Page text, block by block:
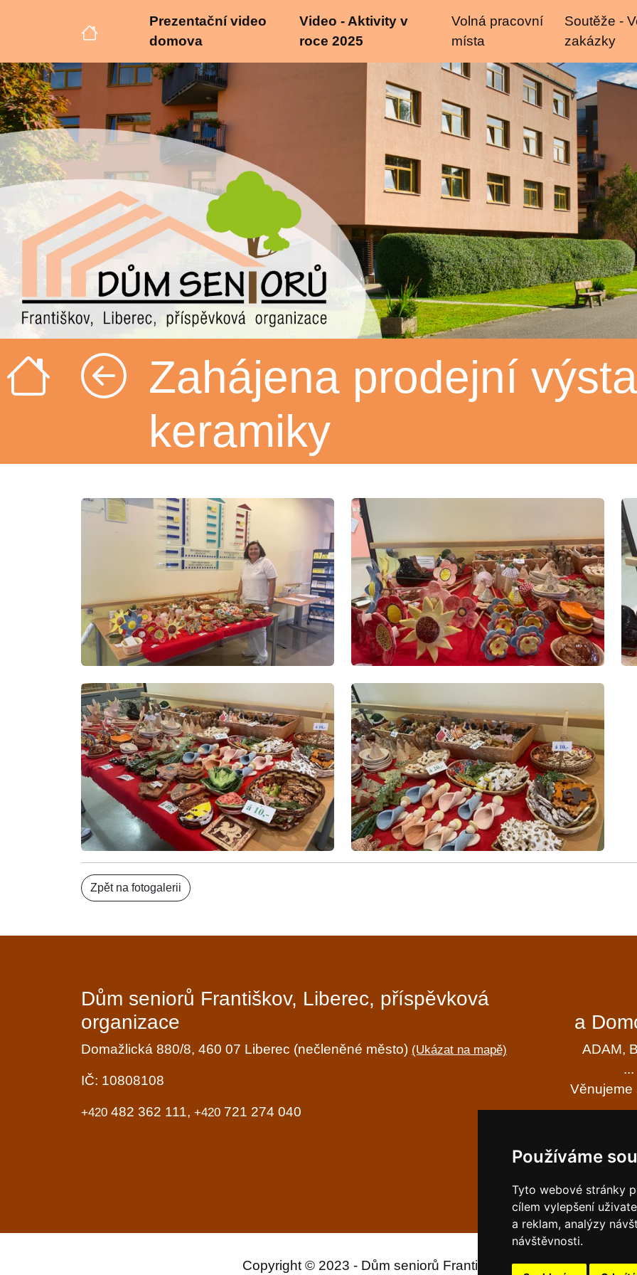
Používáme
Tyto webové stránky
cílem vylepšení
a reklam, analýzy
návštěvnosti.
Prezentační video
domova
Video - Aktivity v
roce 2025
Volná pracovní
místa
Soutěže -
zakázky
Zahájena prodejní
keramiky
Zpět na fotogalerii
Dům seniorů Františkov, Liberec, příspěvková
organizace
Domažlická 880/8, 460 07 Liberec (nečleněné město) (Ukázat na mapě)
IČ: 10808108
+420 482 362 111, +420 721 274 040
a
ADAM,
Věnujeme
Ochrana
Copyright © 2023 - Dům seniorů Františkov, Liberec,